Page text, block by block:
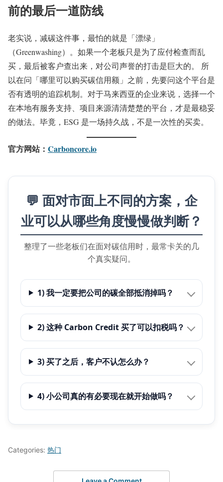
前的最后一道防线
老实说，减碳这件事，最怕的就是「漂绿」
（Greenwashing）。如果一个老板只是为了应付检查而乱
买，最后被客户查出来，对公司声誉的打击是巨大的。 所
以在问「哪里可以购买碳信用额」之前，先要问这个平台是
否有透明的追踪机制。对于马来西亚的企业来说，选择一个
在本地有服务支持、项目来源清清楚楚的平台，才是最稳妥
的做法。毕竟，ESG 是一场持久战，不是一次性的买卖。
官方网站： Carboncore.io
💬 面对市面上不同的方案，企
业可以从哪些角度慢慢做判断？
整理了一些老板们在面对碳信用时，最常卡关的几
个真实疑问。
1) 我一定要把公司的碳全部抵消掉吗？
2) 这种 Carbon Credit 买了可以扣税吗？
3) 买了之后，客户不认怎么办？
4) 小公司真的有必要现在就开始做吗？
Categories: 热门